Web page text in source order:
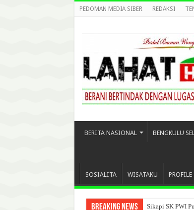
PEDOMAN MEDIA SIBER REDAKSI
BERITA NASIONAL BENGKULU
SOSIALITA WISATAKU PROFILE
Breaking News Sikapi SK PWI